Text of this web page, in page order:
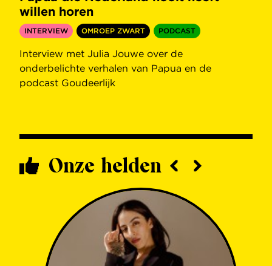
willen horen
INTERVIEW OMROEP ZWART PODCAST
Interview met Julia Jouwe over de
onderbelichte verhalen van Papua en de
podcast Goudeerlijk
Onze helden